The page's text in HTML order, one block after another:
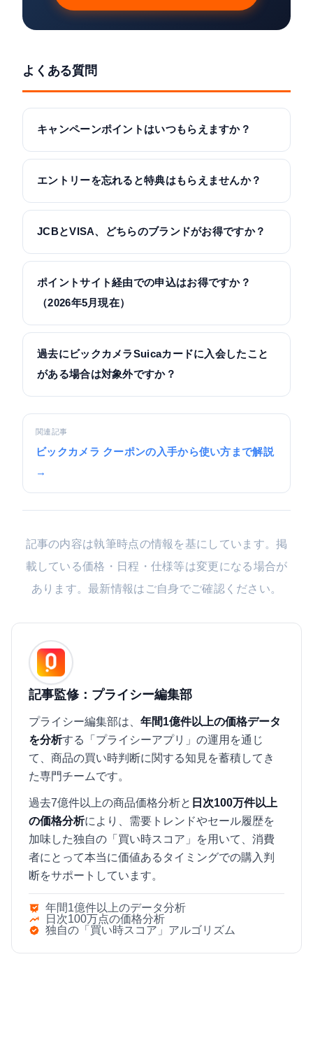
よくある質問
キャンペーンポイントはいつもらえますか？
エントリーを忘れると特典はもらえませんか？
JCBとVISA、どちらのブランドがお得ですか？
ポイントサイト経由での申込はお得ですか？
（2026年5月現在）
過去にビックカメラSuicaカードに入会したこと
がある場合は対象外ですか？
関連記事
ビックカメラ クーポンの入手から使い方まで解説
→
記事の内容は執筆時点の情報を基にしています。掲
載している価格・日程・仕様等は変更になる場合が
あります。最新情報はご自身でご確認ください。
記事監修：プライシー編集部
プライシー編集部は、 年間1億件以上の価格データ
を分析する「プライシーアプリ」の運用を通じ
て、商品の買い時判断に関する知見を蓄積してき
た専門チームです。
過去7億件以上の商品価格分析と 日次100万件以上
の価格分析により、需要トレンドやセール履歴を
加味した独自の「買い時スコア」を用いて、消費
者にとって本当に価値あるタイミングでの購入判
断をサポートしています。
年間1億件以上のデータ分析
日次100万点の価格分析
独自の「買い時スコア」アルゴリズム